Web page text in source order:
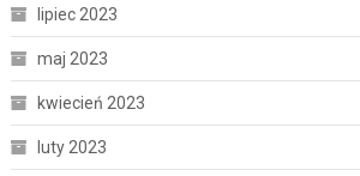
lipiec 2023
maj 2023
kwiecień 2023
luty 2023